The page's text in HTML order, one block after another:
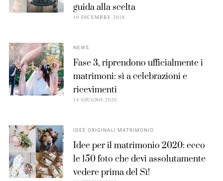
guida alla scelta
10 DICEMBRE 2018
NEWS
Fase 3, riprendono ufficialmente i
matrimoni: sì a celebrazioni e
ricevimenti
14 GIUGNO 2020
IDEE ORIGINALI MATRIMONIO
Idee per il matrimonio 2020: ecco
le 150 foto che devi assolutamente
vedere prima del Sì!